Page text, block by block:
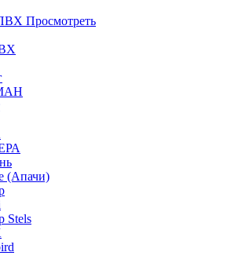
Просмотреть
(Апачи)
Stels